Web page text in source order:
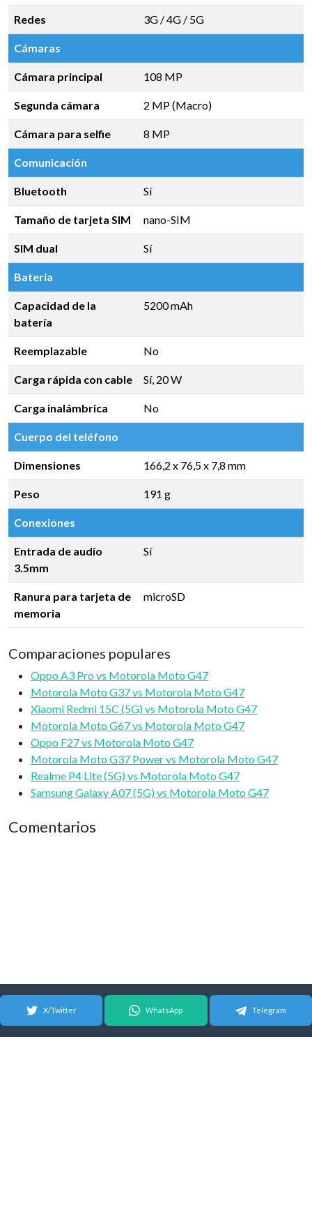
Redes 3G / 4G / 5G
Cámaras
Cámara principal 108 MP
Segunda cámara 2 MP (Macro)
Cámara para selfie 8 MP
Comunicación
Bluetooth Sí
Tamaño de tarjeta SIM nano-SIM
SIM dual Sí
Batería
Capacidad de la
batería
5200 mAh
Reemplazable No
Carga rápida con cable Sí, 20 W
Carga inalámbrica No
Cuerpo del teléfono
Dimensiones 166,2 x 76,5 x 7,8 mm
Peso 191 g
Conexiones
Entrada de audio
3.5mm
Sí
Ranura para tarjeta de
memoria
microSD
Comparaciones populares
Oppo A3 Pro vs Motorola Moto G47
Motorola Moto G37 vs Motorola Moto G47
Xiaomi Redmi 15C (5G) vs Motorola Moto G47
Motorola Moto G67 vs Motorola Moto G47
Oppo F27 vs Motorola Moto G47
Motorola Moto G37 Power vs Motorola Moto G47
Realme P4 Lite (5G) vs Motorola Moto G47
Samsung Galaxy A07 (5G) vs Motorola Moto G47
Comentarios
X/Twitter WhatsApp Telegram